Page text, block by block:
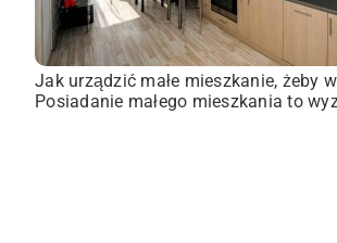
Jak urządzić małe mieszkanie, żeby
Posiadanie małego mieszkania to